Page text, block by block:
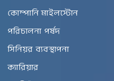
কোম্পানি মাইলস্টোন
পরিচালনা পর্ষদ
সিনিয়র ব্যবস্থাপনা
ক্যারিয়ার